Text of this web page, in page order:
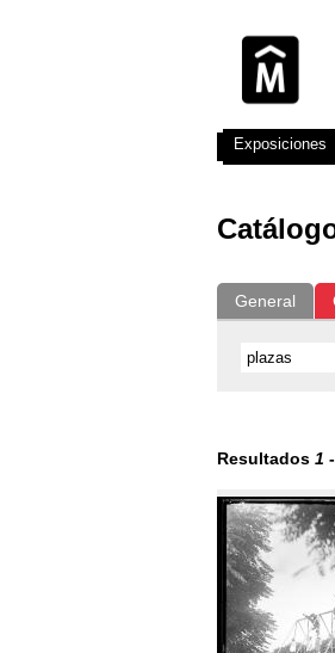
General
Resultados 1 -
Exposiciones